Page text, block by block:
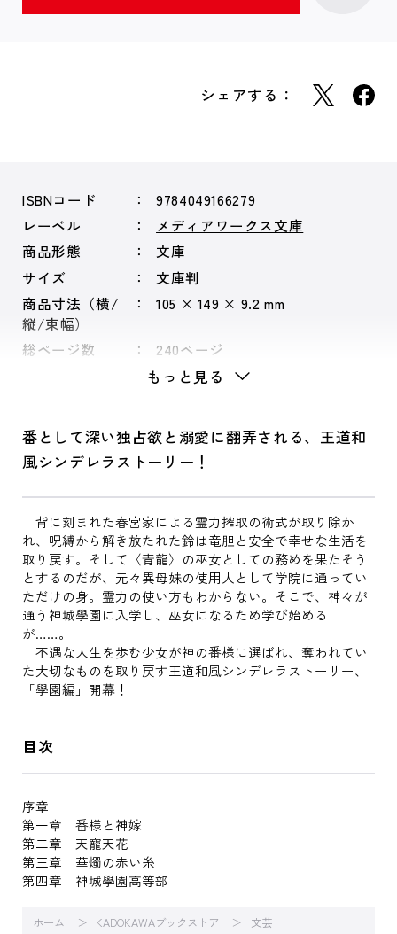
シェアする：
ISBNコード
9784049166279
レーベル
メディアワークス文庫
商品形態
文庫
サイズ
文庫判
商品寸法（横/
縦/束幅）
105 × 149 × 9.2 mm
総ページ数 240ページ
もっと見る
番として深い独占欲と溺愛に翻弄される、王道和
風シンデレラストーリー！
背に刻まれた春宮家による霊力搾取の術式が取り除か
れ、呪縛から解き放たれた鈴は竜胆と安全で幸せな生活を
取り戻す。そして〈青龍〉の巫女としての務めを果たそう
とするのだが、元々異母妹の使用人として学院に通ってい
ただけの身。霊力の使い方もわからない。そこで、神々が
通う神城學園に入学し、巫女になるため学び始める
が……。
不遇な人生を歩む少女が神の番様に選ばれ、奪われてい
た大切なものを取り戻す王道和風シンデレラストーリー、
「學園編」開幕！
目次
序章
第一章 番様と神嫁
第二章 天寵天花
第三章 華燭の赤い糸
第四章 神城學園高等部
ホーム KADOKAWAブックストア 文芸